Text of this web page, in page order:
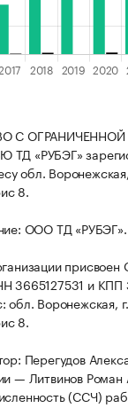
С ОГРАНИЧЕННОЙ
«РУБЭГ»
обл.
8.
ООО ТД «РУБЭГ».
присвоен
3665127531 и КПП
обл. Воронежская,
8.
Перегудов
— Литвинов Роман
(ССЧ)